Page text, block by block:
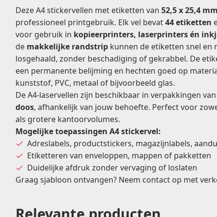
Deze A4 stickervellen met etiketten van 52,5 x 25,4
professioneel printgebruik. Elk vel bevat44 etiketten
voor gebruik in kopieerprinters, laserprinters én
de makkelijke randstrip kunnen de etiketten snel en
losgehaald, zonder beschadiging of gekrabbel. De
een permanente belijming en hechten goed op
kunststof, PVC, metaal of bijvoorbeeld glas.
De A4-laservellen zijn beschikbaar in verpakkingen
doos, afhankelijk van jouw behoefte. Perfect voor
als grotere kantoorvolumes.
Mogelijke toepassingen A4 stickervel:
Adreslabels, productstickers, magazijnlabels,
Etiketteren van enveloppen, mappen of pakketten
Duidelijke afdruk zonder vervaging of loslaten
Graag sjabloon ontvangen? Neem contact op met